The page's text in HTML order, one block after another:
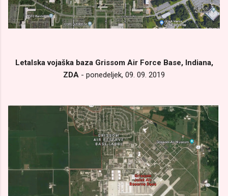
Letalska vojaška baza Grissom Air Force Base, Indiana,
ZDA - ponedeljek, 09. 09. 2019